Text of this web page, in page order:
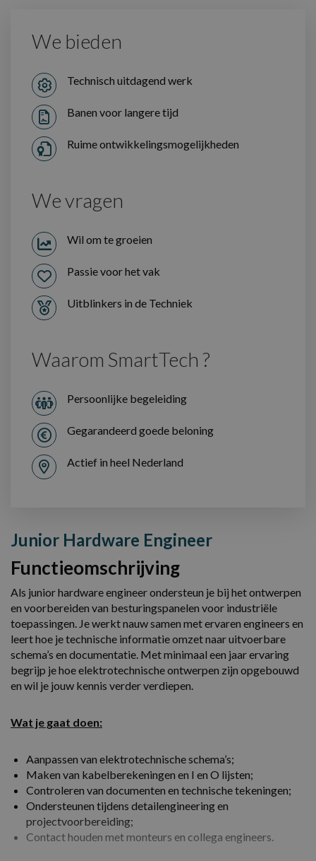
We bieden
Technisch uitdagend werk
Banen voor langere tijd
Ruime ontwikkelingsmogelijkheden
We vragen
Wil om te groeien
Passie voor het vak
Uitblinkers in de Techniek
Waarom SmartTech ?
Persoonlijke begeleiding
Gegarandeerd goede beloning
Actief in heel Nederland
Junior Hardware Engineer
Functieomschrijving
Als junior hardware engineer ondersteun je bij het ontwerpen
en voorbereiden van besturingspanelen voor industriële
toepassingen. Je werkt nauw samen met ervaren engineers en
leert hoe je technische informatie omzet naar uitvoerbare
schema’s en documentatie. Met minimaal een jaar ervaring
begrijp je hoe elektrotechnische ontwerpen zijn opgebouwd
en wil je jouw kennis verder verdiepen.
Wat je gaat doen:
Aanpassen van elektrotechnische schema’s;
Maken van kabelberekeningen en I en O lijsten;
Controleren van documenten en technische tekeningen;
Ondersteunen tijdens detailengineering en
projectvoorbereiding;
Contact houden met monteurs en collega engineers.